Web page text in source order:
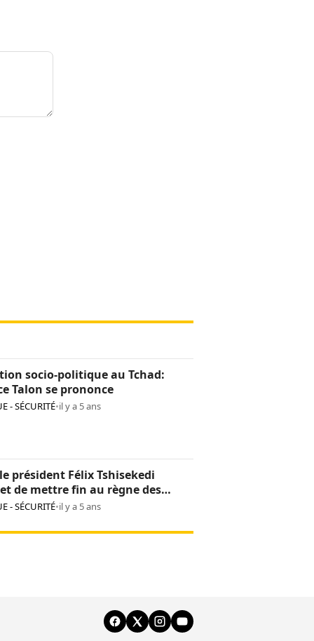
socio-politique au Tchad:
Talon se prononce
- SÉCURITÉ•il y a 5 ans
président Félix Tshisekedi
de mettre fin au règne des
armées dans l’est
- SÉCURITÉ•il y a 5 ans